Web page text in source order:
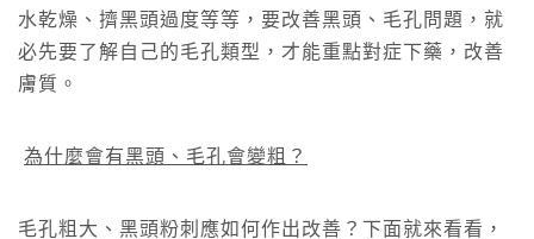
水乾燥、擠黑頭過度等等，要改善黑頭、毛孔問題，就
必先要了解自己的毛孔類型，才能重點對症下藥，改善
膚質。
為什麼會有 黑頭、 毛孔會變粗？
毛孔粗大、黑頭粉刺應如何作出改善？下面就來看看，